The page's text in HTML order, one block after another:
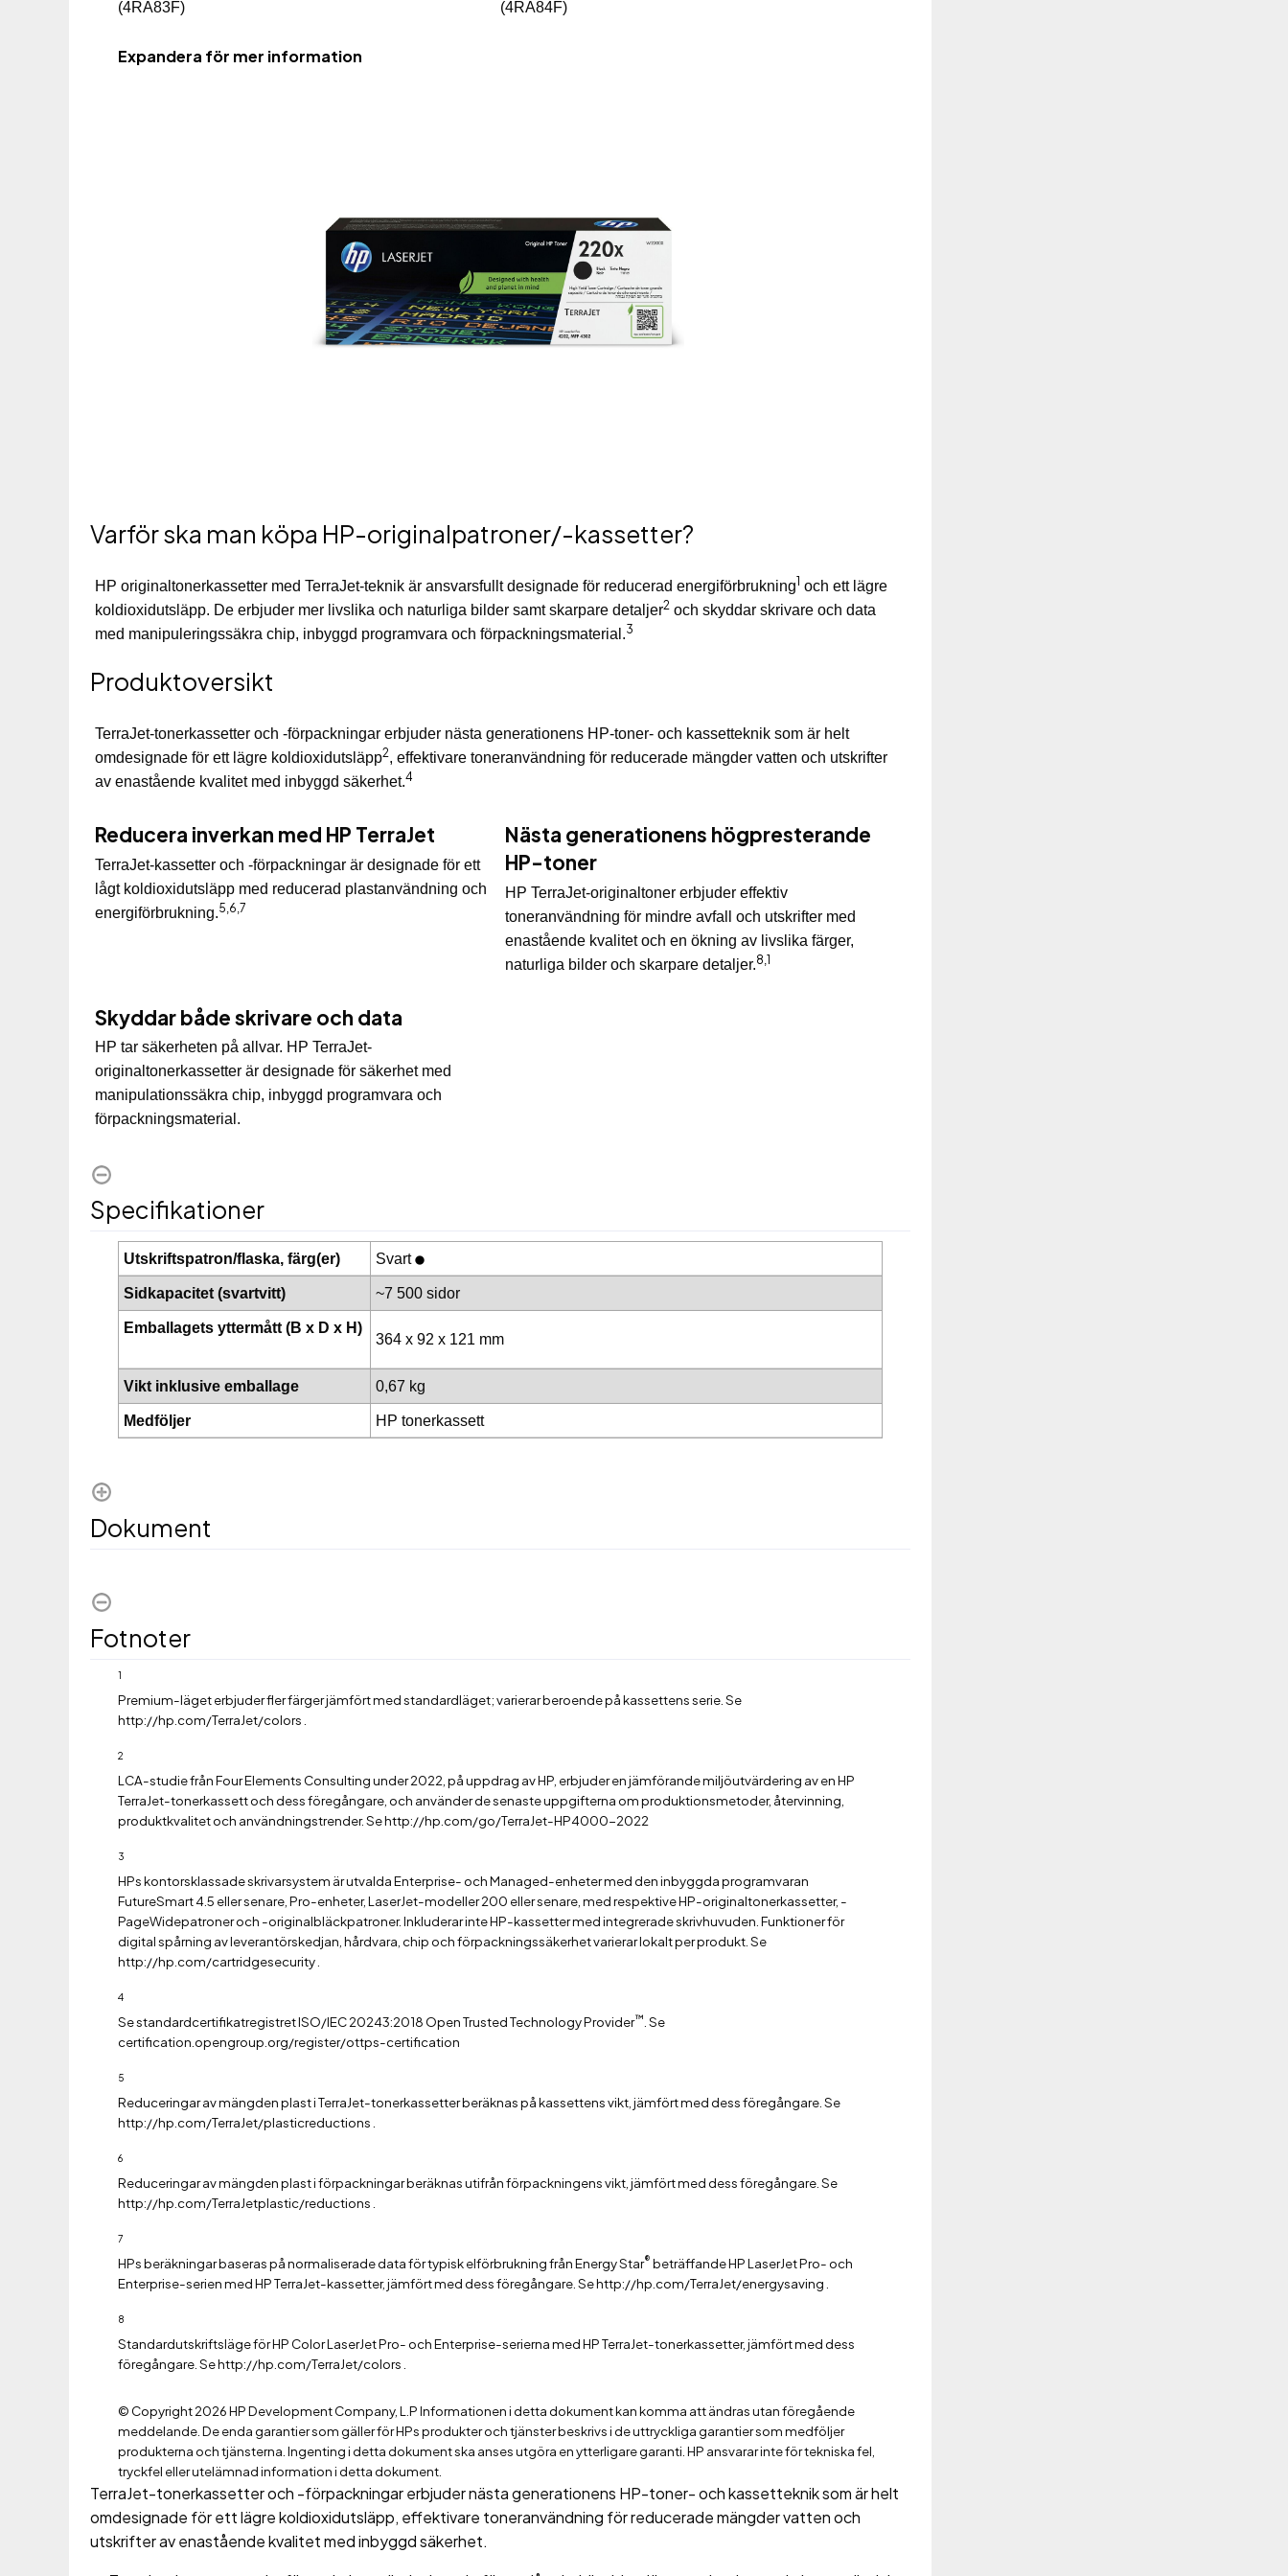
(4RA83F)
(4RA84F)
Expandera för mer information
Varför ska man köpa HP-originalpatroner/-kassetter?
HP originaltonerkassetter med TerraJet-teknik är ansvarsfullt designade för reducerad energiförbrukning1 och ett lägre
koldioxidutsläpp. De erbjuder mer livslika och naturliga bilder samt skarpare detaljer2och skyddar skrivare och data
med manipuleringssäkra chip, inbyggd programvara och förpackningsmaterial.3
Produktoversikt
TerraJet-tonerkassetter och -förpackningar erbjuder nästa generationens HP-toner- och kassetteknik som är helt
omdesignade för ett lägre koldioxidutsläpp2, effektivare toneranvändning för reducerade mängder vatten och utskrifter
av enastående kvalitet med inbyggd säkerhet.4
Reducera inverkan med HP TerraJet
TerraJet-kassetter och -förpackningar är designade för ett
lågt koldioxidutsläpp med reducerad plastanvändning och
energiförbrukning.5 6 7
Nästa generationens högpresterande
HP-toner
HP TerraJet-originaltoner erbjuder effektiv
toneranvändning för mindre avfall och utskrifter med
enastående kvalitet och en ökning av livslika färger,
naturliga bilder och skarpare detaljer.8 1
Skyddar både skrivare och data
HP tar säkerheten på allvar. HP TerraJet-
originaltonerkassetter är designade för säkerhet med
manipulationssäkra chip, inbyggd programvara och
förpackningsmaterial.
Specifikationer
Utskriftspatron/flaska, färg(er) Svart
Sidkapacitet (svartvitt) ~7 500 sidor
Emballagets yttermått (B x D x H)
364 x 92 x 121 mm
Vikt inklusive emballage 0,67 kg
Medföljer HP tonerkassett
Dokument
Fotnoter
1
Premium-läget erbjuder fler färger jämfört med standardläget; varierar beroende på kassettens serie. Se
http://hp.com/TerraJet/colors .
2
LCA-studie från Four Elements Consulting under 2022, på uppdrag av HP, erbjuder en jämförande miljöutvärdering av en HP
TerraJet-tonerkassett och dess föregångare, och använder de senaste uppgifterna om produktionsmetoder, återvinning,
produktkvalitet och användningstrender. Se http://hp.com/go/TerraJet-HP4000-2022
3
HPs kontorsklassade skrivarsystem är utvalda Enterprise- och Managed-enheter med den inbyggda programvaran
FutureSmart 4.5 eller senare, Pro-enheter, LaserJet-modeller 200 eller senare, med respektive HP-originaltonerkassetter, -
PageWidepatroner och -originalbläckpatroner. Inkluderar inte HP-kassetter med integrerade skrivhuvuden. Funktioner för
digital spårning av leverantörskedjan, hårdvara, chip och förpackningssäkerhet varierar lokalt per produkt. Se
http://hp.com/cartridgesecurity .
4
Se standardcertifikatregistret ISO/IEC 20243:2018 Open Trusted Technology Provider™ . Se
certification.opengroup.org/register/ottps-certification
5
Reduceringar av mängden plast i TerraJet-tonerkassetter beräknas på kassettens vikt, jämfört med dess föregångare. Se
http://hp.com/TerraJet/plasticreductions .
6
Reduceringar av mängden plast i förpackningar beräknas utifrån förpackningens vikt, jämfört med dess föregångare. Se
http://hp.com/TerraJetplastic/reductions .
7
HPs beräkningar baseras på normaliserade data för typisk elförbrukning från Energy Star® beträffande HP LaserJet Pro- och
Enterprise-serien med HP TerraJet-kassetter, jämfört med dess föregångare. Se http://hp.com/TerraJet/energysaving .
8
Standardutskriftsläge för HP Color LaserJet Pro- och Enterprise-serierna med HP TerraJet-tonerkassetter, jämfört med dess
föregångare. Se http://hp.com/TerraJet/colors .
© Copyright 2026 HP Development Company, L.P Informationen i detta dokument kan komma att ändras utan föregående
meddelande. De enda garantier som gäller för HPs produkter och tjänster beskrivs i de uttryckliga garantier som medföljer
produkterna och tjänsterna. Ingenting i detta dokument ska anses utgöra en ytterligare garanti. HP ansvarar inte för tekniska fel,
tryckfel eller utelämnad information i detta dokument.
TerraJet-tonerkassetter och -förpackningar erbjuder nästa generationens HP-toner- och kassetteknik som är helt
omdesignade för ett lägre koldioxidutsläpp, effektivare toneranvändning för reducerade mängder vatten och
utskrifter av enastående kvalitet med inbyggd säkerhet.